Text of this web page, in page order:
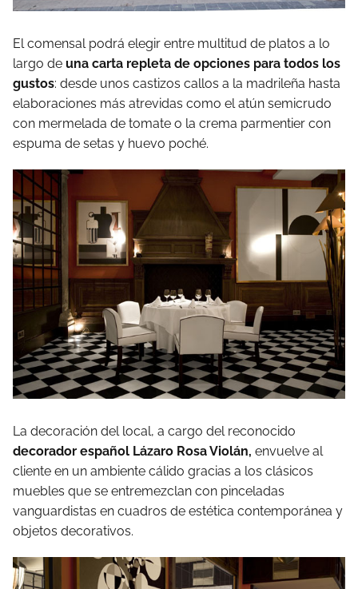
El comensal podrá elegir entre multitud de platos a lo
largo de una carta repleta de opciones para todos los
gustos: desde unos castizos callos a la madrileña hasta
elaboraciones más atrevidas como el atún semicrudo
con mermelada de tomate o la crema parmentier con
espuma de setas y huevo poché.
La decoración del local, a cargo del reconocido
decorador español Lázaro Rosa Violán, envuelve al
cliente en un ambiente cálido gracias a los clásicos
muebles que se entremezclan con pinceladas
vanguardistas en cuadros de estética contemporánea y
objetos decorativos.